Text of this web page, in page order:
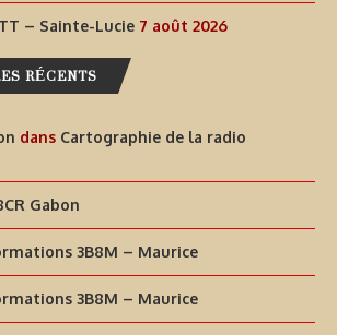
– Sainte-Lucie 7 août 2026
RÉCENTS
dans Cartographie de la radio
Gabon
3B8M – Maurice
3B8M – Maurice